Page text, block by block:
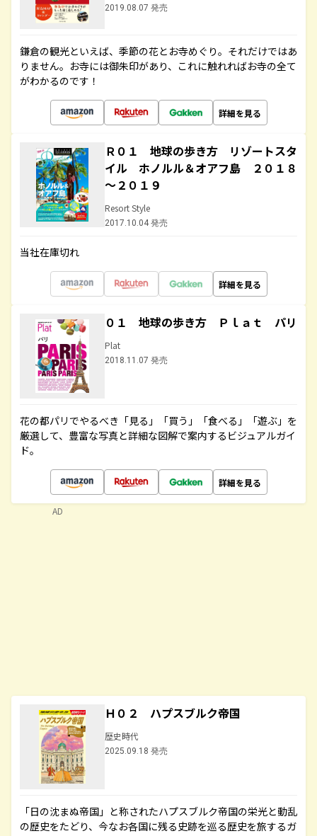
2019.08.07 発売
鎌倉の観光といえば、季節の花とお寺めぐり。それだけではあ
りません。お寺には御朱印があり、これに触れればお寺の全て
がわかるのです！
詳細を見る
Ｒ０１ 地球の歩き方 リゾートスタ
イル ホノルル＆オアフ島 ２０１８
～２０１９
Resort Style
2017.10.04 発売
当社在庫切れ
詳細を見る
０１ 地球の歩き方 Ｐｌａｔ パリ
Plat
2018.11.07 発売
花の都パリでやるべき「見る」「買う」「食べる」「遊ぶ」を
厳選して、豊富な写真と詳細な図解で案内するビジュアルガイ
ド。
詳細を見る
Ｈ０２ ハプスブルク帝国
歴史時代
2025.09.18 発売
「日の沈まぬ帝国」と称されたハプスブルク帝国の栄光と動乱
の歴史をたどり、今なお各国に残る史跡を巡る歴史を旅するガ
AD